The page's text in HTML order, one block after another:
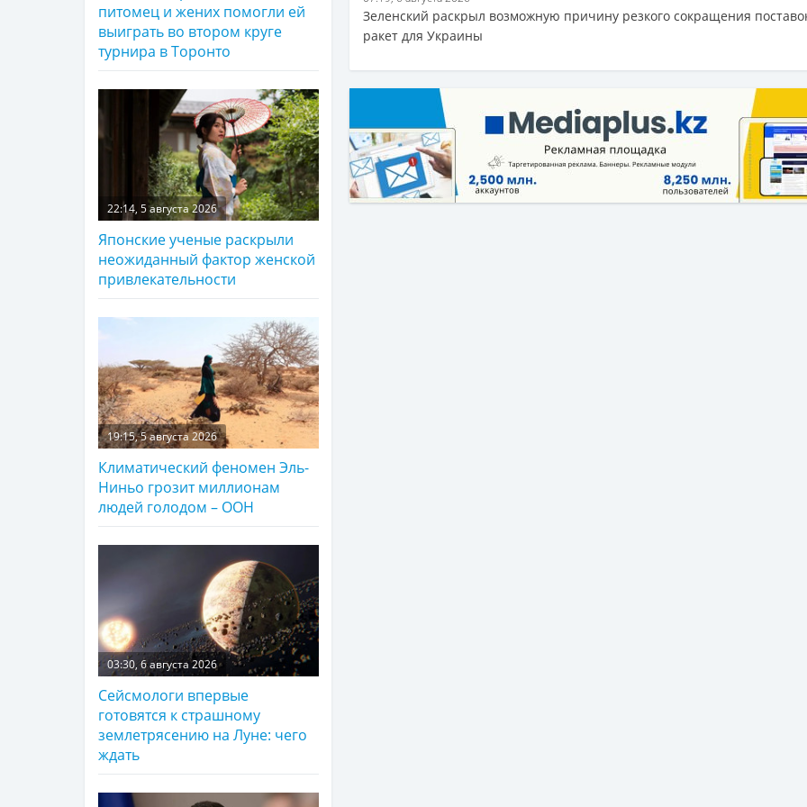
Зеленский раскрыл возможную причину резкого сокращения
ракет для Украины
питомец и жених помогли ей
выиграть во втором круге
турнира в Торонто
22:14, 5 августа 2026
Японские ученые раскрыли
неожиданный фактор женской
привлекательности
19:15, 5 августа 2026
Климатический феномен Эль-
Ниньо грозит миллионам
людей голодом – ООН
03:30, 6 августа 2026
Сейсмологи впервые
готовятся к страшному
землетрясению на Луне: чего
ждать